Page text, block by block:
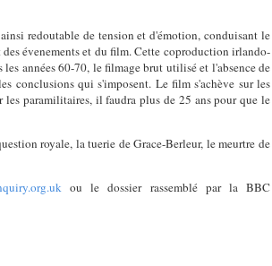
redoutable de tension et d'émotion, conduisant le
évenements et du film. Cette coproduction irlando-
années 60-70, le filmage brut utilisé et l'absence de
conclusions qui s'imposent. Le film s'achève sur les
paramilitaires, il faudra plus de 25 ans pour que le
royale, la tuerie de Grace-Berleur, le meurtre de
ou le dossier rassemblé par la BBC